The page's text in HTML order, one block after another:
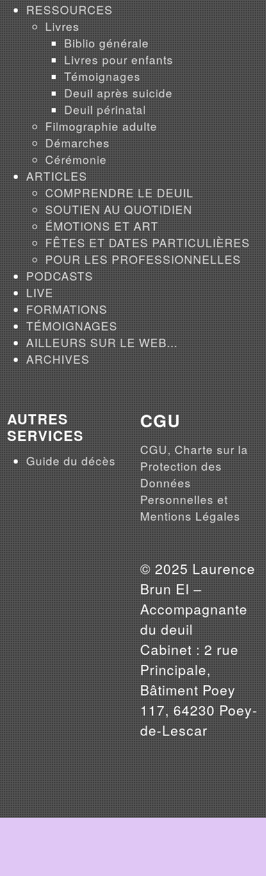
RESSOURCES
Livres
Biblio générale
Livres pour enfants
Témoignages
Deuil après suicide
Deuil périnatal
Filmographie adulte
Démarches
Cérémonie
ARTICLES
COMPRENDRE LE DEUIL
SOUTIEN AU QUOTIDIEN
ÉMOTIONS ET ART
FÊTES ET DATES PARTICULIÈRES
POUR LES PROFESSIONNELLES
PODCASTS
LIVE
FORMATIONS
TÉMOIGNAGES
AILLEURS SUR LE WEB...
ARCHIVES
AUTRES
SERVICES
Guide du décès
CGU
CGU, Charte sur la
Protection des
Données
Personnelles et
Mentions Légales
© 2025 Laurence
Brun EI –
Accompagnante
du deuil
Cabinet : 2 rue
Principale,
Bâtiment Poey
117, 64230 Poey-
de-Lescar